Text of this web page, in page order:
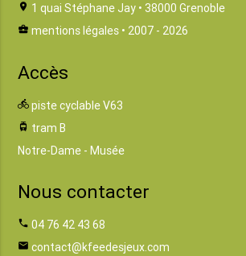
location_on 1 quai Stéphane Jay • 38000 Grenoble
business_center mentions légales • 2007 - 2026
Accès
directions_bike piste cyclable V63
tram tram B
Notre-Dame - Musée
Nous contacter
phone 04 76 42 43 68
email contact@kfeedesjeux.com